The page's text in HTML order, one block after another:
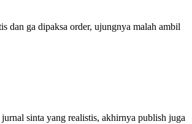
dan ga dipaksa order, ujungnya malah ambil
sinta yang realistis, akhirnya publish juga